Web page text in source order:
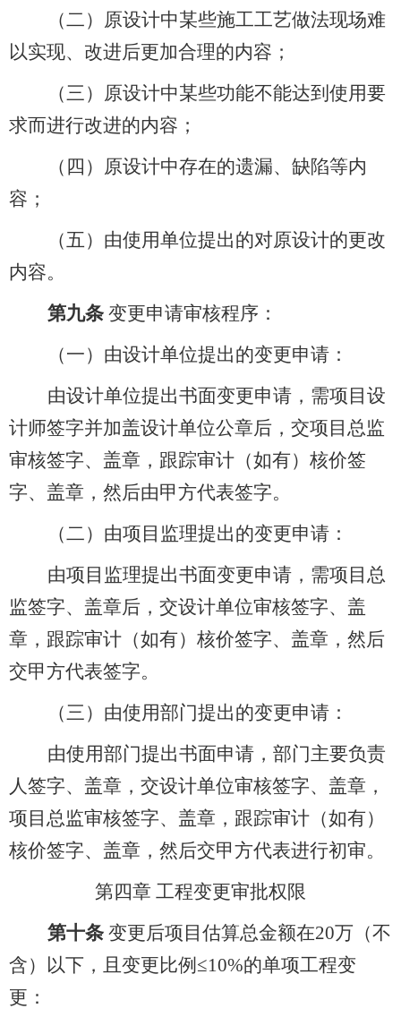
（二）原设计中某些施工工艺做法现场难
以实现、改进后更加合理的内容；
（三）原设计中某些功能不能达到使用要
求而进行改进的内容；
（四）原设计中存在的遗漏、缺陷等内
容；
（五）由使用单位提出的对原设计的更改
内容。
第九条 变更申请审核程序：
（一）由设计单位提出的变更申请：
由设计单位提出书面变更申请，需项目设
计师签字并加盖设计单位公章后，交项目总监
审核签字、盖章，跟踪审计（如有）核价签
字、盖章，然后由甲方代表签字。
（二）由项目监理提出的变更申请：
由项目监理提出书面变更申请，需项目总
监签字、盖章后，交设计单位审核签字、盖
章，跟踪审计（如有）核价签字、盖章，然后
交甲方代表签字。
（三）由使用部门提出的变更申请：
由使用部门提出书面申请，部门主要负责
人签字、盖章，交设计单位审核签字、盖章，
项目总监审核签字、盖章，跟踪审计（如有）
核价签字、盖章，然后交甲方代表进行初审。
第四章 工程变更审批权限
第十条 变更后项目估算总金额在20万（不
含）以下，且变更比例≤10%的单项工程变
更：